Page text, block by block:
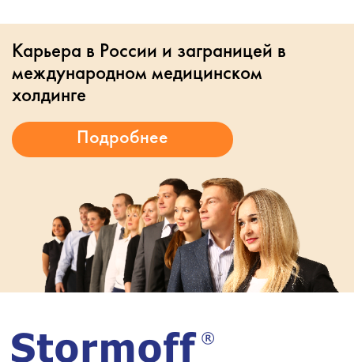
Карьера в России и заграницей в
международном медицинском
холдинге